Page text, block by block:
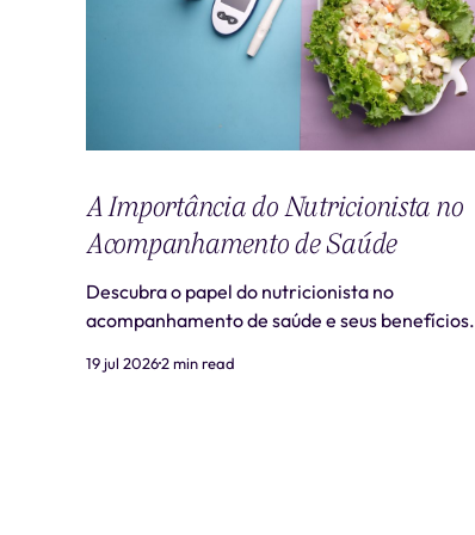
A Importância do Nutricionista no
Acompanhamento de Saúde
Descubra o papel do nutricionista no
acompanhamento de saúde e seus benefícios.
19 jul 20262 min read